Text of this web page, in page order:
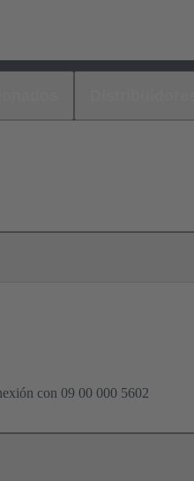
con 09 00 000 5602